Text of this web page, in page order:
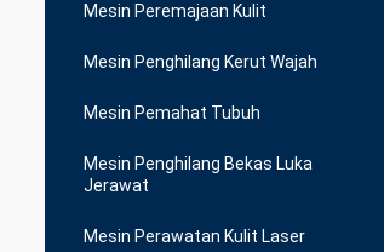
Mesin Peremajaan Kulit
Mesin Penghilang Kerut Wajah
Mesin Pemahat Tubuh
Mesin Penghilang Bekas Luka
Jerawat
Mesin Perawatan Kulit Laser